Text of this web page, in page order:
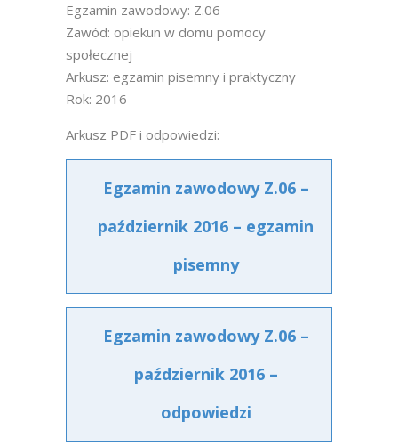
Egzamin zawodowy: Z.06
Zawód: opiekun w domu pomocy
społecznej
Arkusz: egzamin pisemny i praktyczny
Rok: 2016
Arkusz PDF i odpowiedzi:
Egzamin zawodowy Z.06 –
październik 2016 – egzamin
pisemny
Egzamin zawodowy Z.06 –
październik 2016 –
odpowiedzi